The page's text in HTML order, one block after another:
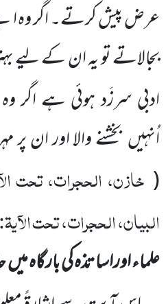
عرض پیش کرتے۔ اگر وہ
بجالاتے تو یہ ان کے لیے
ادبی سرزَد ہوئی ہے اگر
اُنہیں بخشنے والا اور ان پر
( خازن، الحجرات، تحت
البیان، الحجرات، تحت الآیۃ:
علماء اوراسا تذہ کی